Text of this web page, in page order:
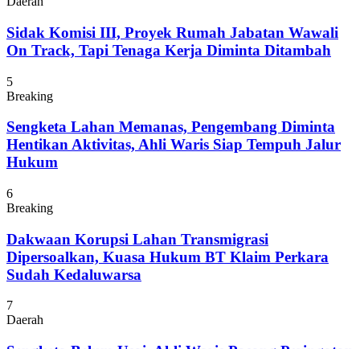
Sidak Komisi III, Proyek Rumah Jabatan Wawali
On Track, Tapi Tenaga Kerja Diminta Ditambah
5
Breaking
Sengketa Lahan Memanas, Pengembang Diminta
Hentikan Aktivitas, Ahli Waris Siap Tempuh Jalur
Hukum
6
Breaking
Dakwaan Korupsi Lahan Transmigrasi
Dipersoalkan, Kuasa Hukum BT Klaim Perkara
Sudah Kedaluwarsa
7
Daerah